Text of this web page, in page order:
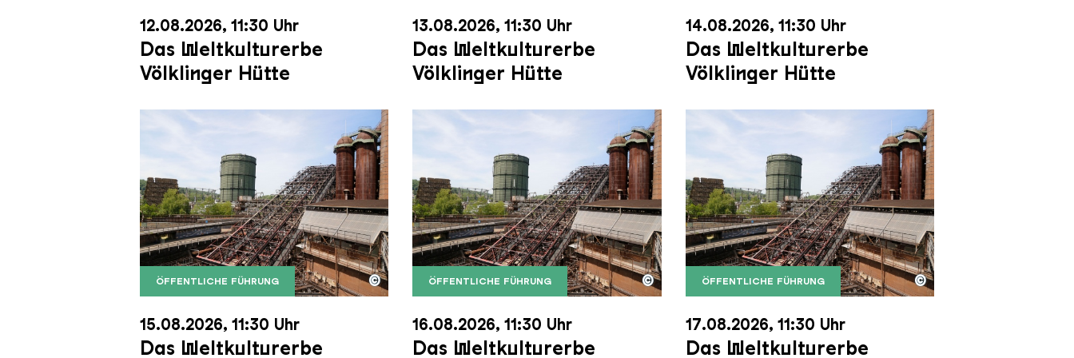
12.08.2026, 11:30 Uhr
Das Weltkulturerbe
Völklinger Hütte
13.08.2026, 11:30 Uhr
Das Weltkulturerbe
Völklinger Hütte
14.08.2026, 11:30 Uhr
Das Weltkulturerbe
Völklinger Hütte
ÖFFENTLICHE FÜHRUNG
Der Erzschrägaufzug der Völklinger Hütte mit dem Gasometer im Hintergrund
Copyright: Weltkulturerbe Völklinger Hütte | Karl Heinrich Veith
©
15.08.2026, 11:30 Uhr
Das Weltkulturerbe
ÖFFENTLICHE FÜHRUNG
Der Erzschrägaufzug der Völklinger Hütte mit dem Gasometer im Hintergrund
Copyright: Weltkulturerbe Völklinger Hütte | Karl Heinrich Veith
©
16.08.2026, 11:30 Uhr
Das Weltkulturerbe
ÖFFENTLICHE FÜHRUNG
Der Erzschrägaufzug der Völklinger Hütte mit dem
Copyright: Weltkulturerbe Völklinger Hütte | Karl
©
17.08.2026, 11:30 Uhr
Das Weltkulturerbe